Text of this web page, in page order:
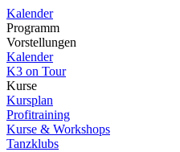
Kalender
Programm
Vorstellungen
Kalender
K3 on Tour
Kurse
Kursplan
Profitraining
Kurse & Workshops
Tanzklubs